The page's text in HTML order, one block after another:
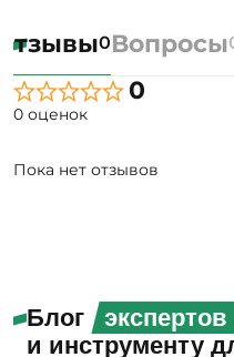
0Вопросы
0
0 оценок
Пока нет отзывов
Блог экспертов
и инструменту